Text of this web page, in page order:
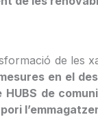
de les
en el
de